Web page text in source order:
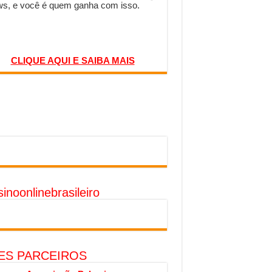
e você é quem ganha com isso.
CLIQUE AQUI E SAIBA MAIS
PARCEIROS